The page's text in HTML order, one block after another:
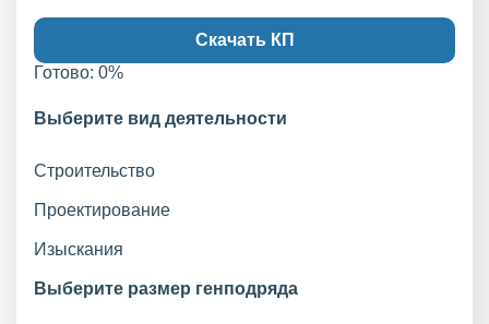
Скачать КП
Готово: 0%
Выберите вид деятельности
Строительство
Проектирование
Изыскания
Выберите размер генподряда